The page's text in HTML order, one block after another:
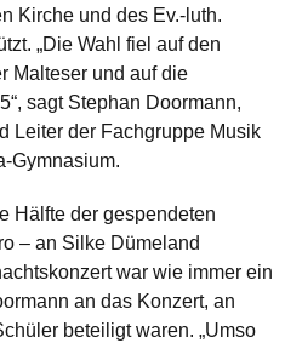
Kirche und des Ev.-luth.
„Die Wahl fiel auf den
Malteser und auf die
sagt Stephan Doormann,
Leiter der Fachgruppe Musik
Gymnasium.
Hälfte der gespendeten
– an Silke Dümeland
war wie immer ein
an das Konzert, an
beteiligt waren. „Umso